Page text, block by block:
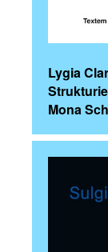
Lygia
Mona